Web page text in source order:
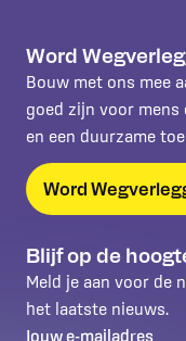
Word
Bouw met ons mee
goed zijn voor mens
en een duurzame
Word
Blijf op de
Meld je aan voor de
het laatste nieuws.
Jouw e-mailadres